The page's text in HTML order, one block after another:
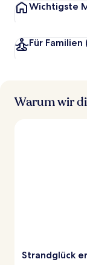
Wichtigste
Für Familien
Warum wir
Strandglück